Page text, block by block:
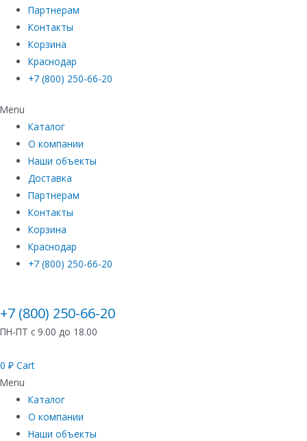
Партнерам
Контакты
Корзина
Краснодар
+7 (800) 250-66-20
Menu
Каталог
О компании
Наши объекты
Доставка
Партнерам
Контакты
Корзина
Краснодар
+7 (800) 250-66-20
+7 (800) 250-66-20
ПН-ПТ с 9.00 до 18.00
0 ₽ Cart
Menu
Каталог
О компании
Наши объекты